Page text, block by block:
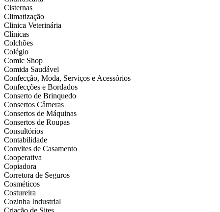
Cisternas
Climatização
Clinica Veterinária
Clínicas
Colchões
Colégio
Comic Shop
Comida Saudável
Confecção, Moda, Serviços e Acessórios
Confecções e Bordados
Conserto de Brinquedo
Consertos Câmeras
Consertos de Máquinas
Consertos de Roupas
Consultórios
Contabilidade
Convites de Casamento
Cooperativa
Copiadora
Corretora de Seguros
Cosméticos
Costureira
Cozinha Industrial